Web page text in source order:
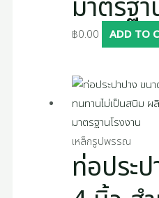
฿0.00 ADD TO
เหล็กรูปพรรณ
ท่อประ